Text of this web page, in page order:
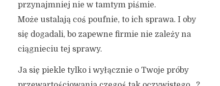
przynajmniej nie w tamtym piśmie.
Może ustalają coś poufnie, to ich sprawa. I oby
się dogadali, bo zapewne firmie nie zależy na
ciągnieciu tej sprawy.
Ja się piekle tylko i wyłącznie o Twoje próby